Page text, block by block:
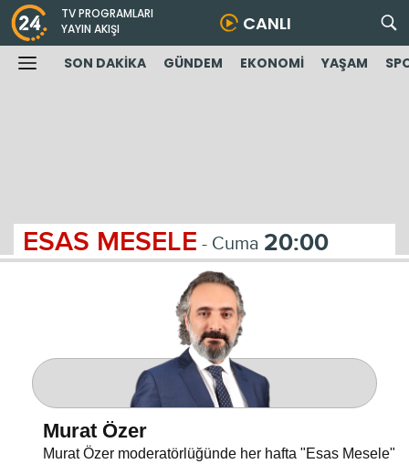
TV PROGRAMLARI
YAYIN AKIŞI
CANLI
SON DAKİKA GÜNDEM EKONOMİ YAŞAM
ESAS MESELE - Cuma 20:00
Murat Özer
Murat Özer moderatörlüğünde her hafta "Esas Mesele"